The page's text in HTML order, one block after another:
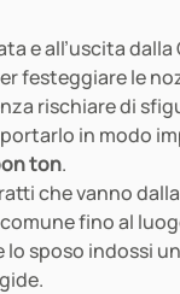
e all’uscita
festeggiare le
rischiare di
in modo
ton.
che vanno
fino al
sposo indossi